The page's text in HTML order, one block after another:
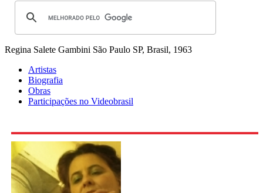
Regina Salete Gambini São Paulo SP, Brasil, 1963
Artistas
Biografia
Obras
Participações no Videobrasil